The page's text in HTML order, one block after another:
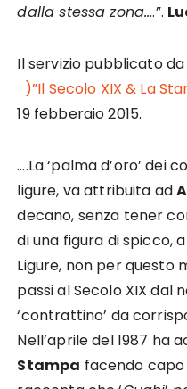
dalla stessa zona....”.
Il servizio pubblicato
)”Il Secolo XIX & La
19 febberaio 2015.
….La ‘palma d’oro’ dei
ligure, va attribuita ad
decano, senza tener
di una figura di spicco,
Ligure, non per questo
passi al Secolo XIX dal
‘contrattino’ da
Nell’aprile del 1987 ha
Stampa facendo capo